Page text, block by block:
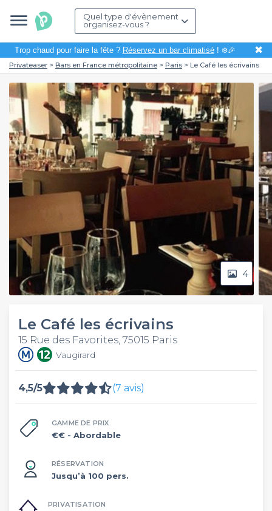
Quel type d'évènement
organisez-vous ?
Trop chaud pour faire la fête ? Réservez un bar climatisé! ❄️🎉 ✖
Privateaser Bars en France métropolitaine Paris Le Café les écrivains
4
Le Café les écrivains
15 Rue des Favorites, 75015 Paris
Vaugirard
4,5/5 (7 avis)
GAMME DE PRIX
€€ - Abordable
RÉSERVATION
Jusqu’à 100 pers.
PRIVATISATION